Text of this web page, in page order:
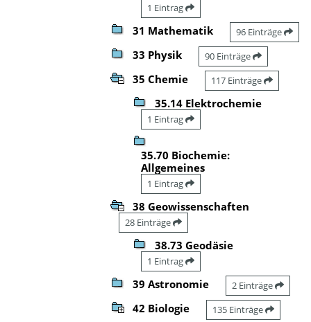
1 Eintrag
31 Mathematik 96 Einträge
33 Physik 90 Einträge
35 Chemie 117 Einträge
35.14 Elektrochemie
1 Eintrag
35.70 Biochemie:
Allgemeines
1 Eintrag
38 Geowissenschaften
28 Einträge
38.73 Geodäsie
1 Eintrag
39 Astronomie 2 Einträge
42 Biologie 135 Einträge